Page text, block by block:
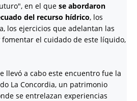
en el que se abordaron
del recurso hídrico, los
los ejercicios que adelantan las
el cuidado de este líquido,
llevó a cabo este encuentro fue la
La Concordia, un patrimonio
se entrelazan experiencias